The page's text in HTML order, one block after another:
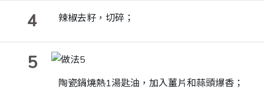
4 辣椒去籽，切碎；
5
陶瓷鍋燒熱1湯匙油，加入薑片和蒜頭爆香；